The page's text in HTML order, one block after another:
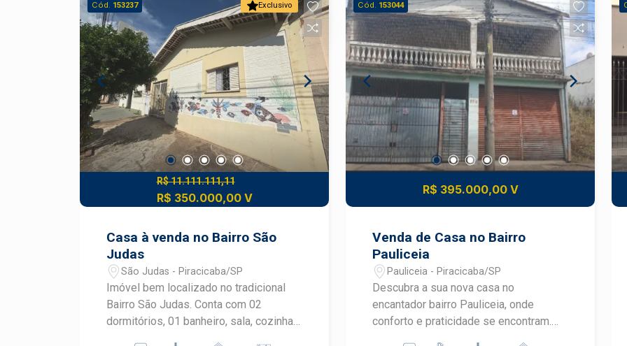
de 6 metros - Espaço versátil para
atividades comerciais e prestação de
serviços - 2 banheiros - Cozinha de
apoio - Área externa - 2 vagas de
estacionamento - Layout funcional para
diferentes segmentos comerciais -
Área construída de 90 m²
DIFERENCIAIS DO IMÓVEL -
Localização em avenida de grande
circulação - Excelente visibilidade para
a fachada do negócio - Fácil acesso
para clientes, colaboradores e
receber diversas atividades comerciais
- Bairro Água Branca com constante
desenvolvimento comercial
LOCALIZAÇÃO E ACESSO - Localizado
no bairro Água Branca, em Piracicaba -
Avenida com intenso fluxo de veículos
Exclusivo
Cód. 153237
R$ 11.111.111,11
R$ 350.000,00 V
Casa à venda no Bairro São
Judas
São Judas - Piracicaba/SP
Imóvel bem localizado no tradicional
Bairro São Judas. Conta com 02
dormitórios, 01 banheiro, sala, cozinha
Cód. 153044
R$ 395.000,00 V
Venda de Casa no Bairro
Pauliceia
Pauliceia - Piracicaba/SP
Descubra a sua nova casa no
encantador bairro Pauliceia, onde
conforto e praticidade se encontram.